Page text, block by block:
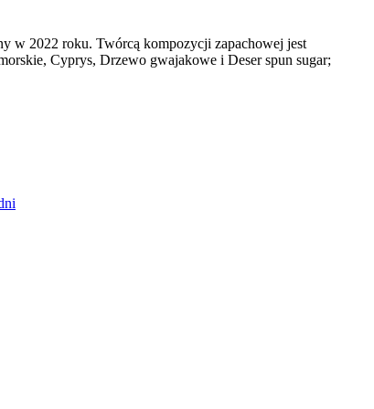
w 2022 roku. Twórcą kompozycji zapachowej jest
Cyprys, Drzewo gwajakowe i Deser spun sugar;